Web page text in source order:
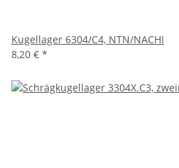
Kugellager 6304/C4, NTN/NACHI
8,20 € *